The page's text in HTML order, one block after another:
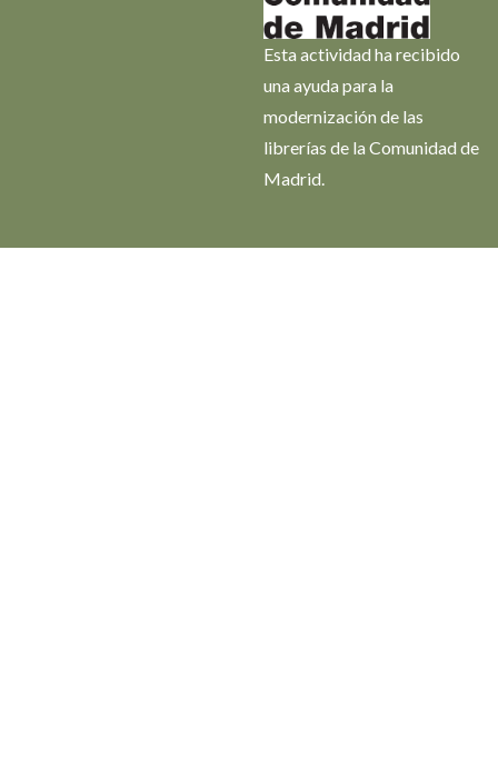
Esta actividad ha recibido
una ayuda para la
modernización de las
librerías de la Comunidad de
Madrid.